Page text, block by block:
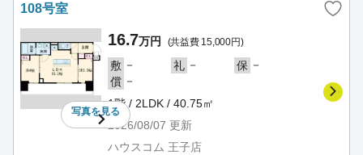
108号室
写真を見る
16.7万円 (共益費 15,000円)
敷 － 礼 － 保 －
償 －
1階 / 2LDK / 40.75㎡
2026/08/07 更新
ハウスコム 王子店